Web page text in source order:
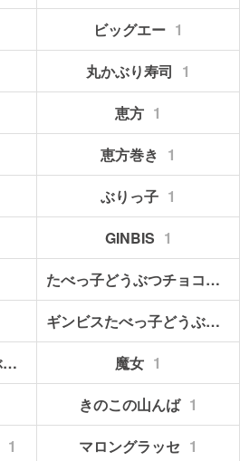
ビッグエー 1
丸かぶり寿司 1
恵方 1
恵方巻き 1
ぶりっ子 1
GINBIS 1
たべっ子どうぶつチョコレート
ギンビスたべっ子どうぶつ
ギンビスたべっ子どうぶつチョコレート
1
魔女 1
きのこの山んば 1
1 マロングラッセ 1